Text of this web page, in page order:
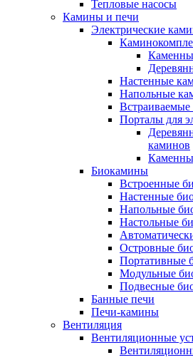
Тепловые насосы
Камины и печи
Электрические
Настенные
Напольные
Порталы для
каминов
Биокамины
Встроенные
Настенные
Напольные
Настольные
Островные
Портативные
Модульные
Подвесные
Банные печи
Печи-камины
Вентиляция
Вентиляционные